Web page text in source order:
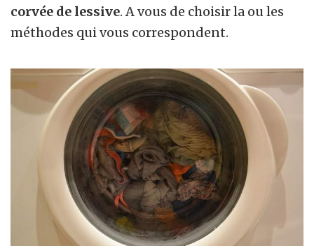
corvée de lessive. A vous de choisir la ou les
méthodes qui vous correspondent.